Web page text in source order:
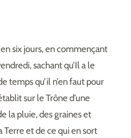
six jours, en commençant
sachant qu’Il a le
temps qu’il n’en faut pour
sur le Trône d’une
la pluie, des graines et
Terre et de ce qui en sort